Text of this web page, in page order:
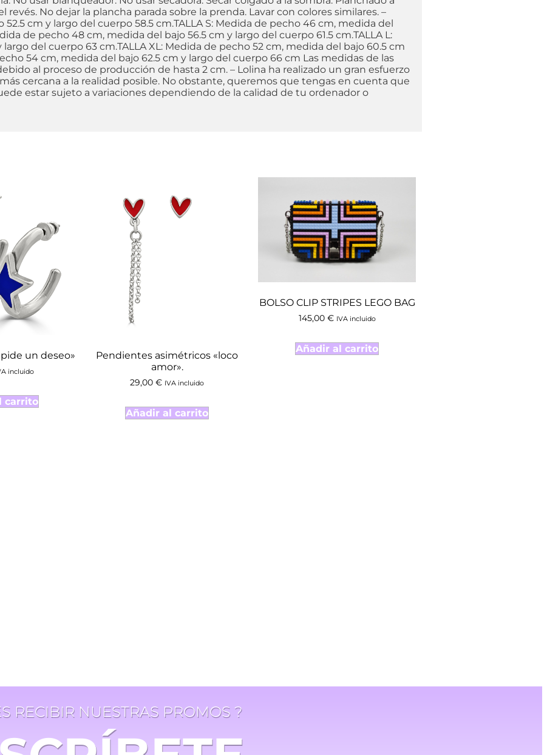
No dejar la plancha parada sobre la prenda. Lavar con colores similares. –
cm y largo del cuerpo 58.5 cm.TALLA S: Medida de pecho 46 cm, medida del
de pecho 48 cm, medida del bajo 56.5 cm y largo del cuerpo 61.5 cm.TALLA L:
del cuerpo 63 cm.TALLA XL: Medida de pecho 52 cm, medida del bajo 60.5 cm
54 cm, medida del bajo 62.5 cm y largo del cuerpo 66 cm Las medidas de las
al proceso de producción de hasta 2 cm. – Lolina ha realizado un gran esfuerzo
cercana a la realidad posible. No obstante, queremos que tengas en cuenta que
estar sujeto a variaciones dependiendo de la calidad de tu ordenador o
un deseo»
incluido
carrito
Pendientes asimétricos «loco
amor».
29,00 € IVA incluido
Añadir al carrito
BOLSO CLIP STRIPES LEGO BAG
145,00 € IVA incluido
Añadir al carrito
RECIBIR NUESTRAS PROMOS ?